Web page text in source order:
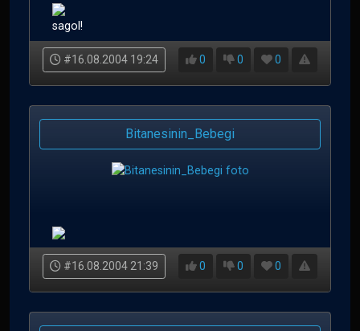
sagol!
#16.08.2004 19:24 0 0 0
Bitanesinin_Bebegi
#16.08.2004 21:39 0 0 0